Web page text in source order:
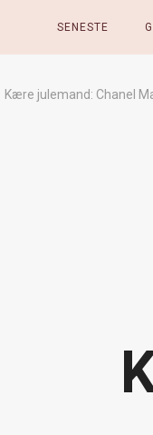
SENESTE
Kære julemand: Chanel